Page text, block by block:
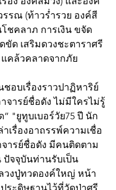
รรณ (ท้าวร่ำรวย องค์สี
ชคลาภ การเงิน ขจัด
ขัด เสริมดวงชะตาราศรี
คล้วคลาดจากภัย
อบเรื่องราวปาฏิหาริย์
จารย์ชื่อดัง ไม่มีใครไม่รู้
” "ยูทูบเบอร์วัย75 ปี นัก
าเรื่องอาถรรพ์ความเชื่อ
ารย์ชื่อดัง มีคนติดตาม
จจุบันท่านรับเป็น
วงปู่ทวดองค์ใหญ่ หน้า